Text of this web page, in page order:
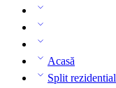
Acasă
Split rezidential